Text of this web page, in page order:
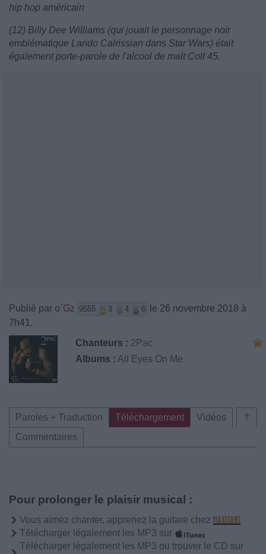
hip hop américain
(12) Billy Dee Williams (qui jouait le personnage noir
emblématique Lando Calrissian dans Star Wars) était
également porte-parole de l'alcool de malt Colt 45.
Publié par o`Gz 9555 3 4 6
le 26 novembre 2018 à
7h41.
Chanteurs : 2Pac
Albums : All Eyes On Me
⇑
Paroles + Traduction Téléchargement
Vidéos
Commentaires
Pour prolonger le plaisir musical :
Vous aimez chanter, apprenez la guitare chez
Télécharger légalement les MP3 sur
Télécharger légalement les MP3 ou trouver le CD sur